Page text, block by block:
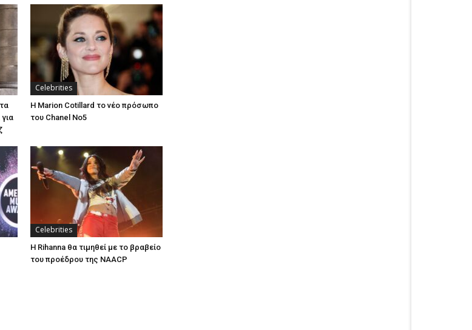
Celebrities
Η Marion Cotillard το νέο πρόσωπο
του Chanel No5
Celebrities
Η Rihanna θα τιμηθεί με το βραβείο
του προέδρου της NAACP